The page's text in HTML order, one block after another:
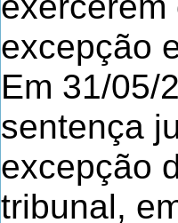
excepção
Em 31/05/
sentença
excepção
tribunal,